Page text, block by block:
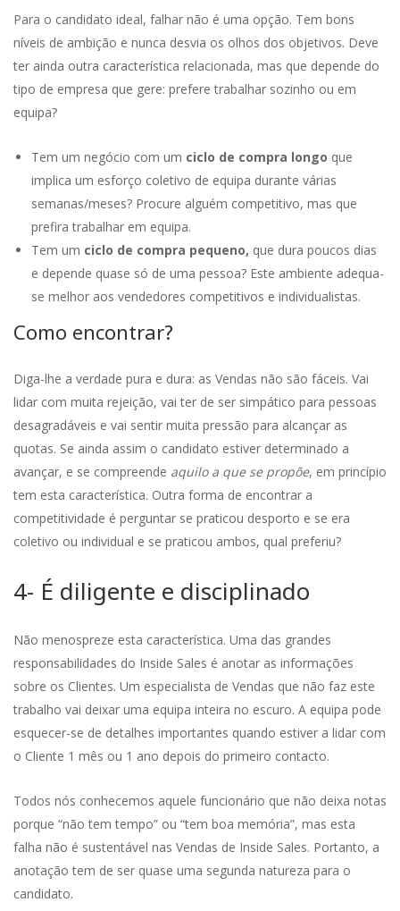
Para o candidato ideal, falhar não é uma opção. Tem bons
níveis de ambição e nunca desvia os olhos dos objetivos. Deve
ter ainda outra característica relacionada, mas que depende do
tipo de empresa que gere: prefere trabalhar sozinho ou em
equipa?
Tem um negócio com um ciclo de compra longo que
implica um esforço coletivo de equipa durante várias
semanas/meses? Procure alguém competitivo, mas que
prefira trabalhar em equipa.
Tem um ciclo de compra pequeno, que dura poucos dias
e depende quase só de uma pessoa? Este ambiente adequa-
se melhor aos vendedores competitivos e individualistas.
Como encontrar?
Diga-lhe a verdade pura e dura: as Vendas não são fáceis. Vai
lidar com muita rejeição, vai ter de ser simpático para pessoas
desagradáveis e vai sentir muita pressão para alcançar as
quotas. Se ainda assim o candidato estiver determinado a
avançar, e se compreende aquilo a que se propõe, em princípio
tem esta característica. Outra forma de encontrar a
competitividade é perguntar se praticou desporto e se era
coletivo ou individual e se praticou ambos, qual preferiu?
4- É diligente e disciplinado
Não menospreze esta característica. Uma das grandes
responsabilidades do Inside Sales é anotar as informações
sobre os Clientes. Um especialista de Vendas que não faz este
trabalho vai deixar uma equipa inteira no escuro. A equipa pode
esquecer-se de detalhes importantes quando estiver a lidar com
o Cliente 1 mês ou 1 ano depois do primeiro contacto.
Todos nós conhecemos aquele funcionário que não deixa notas
porque “não tem tempo” ou “tem boa memória”, mas esta
falha não é sustentável nas Vendas de Inside Sales. Portanto, a
anotação tem de ser quase uma segunda natureza para o
candidato.